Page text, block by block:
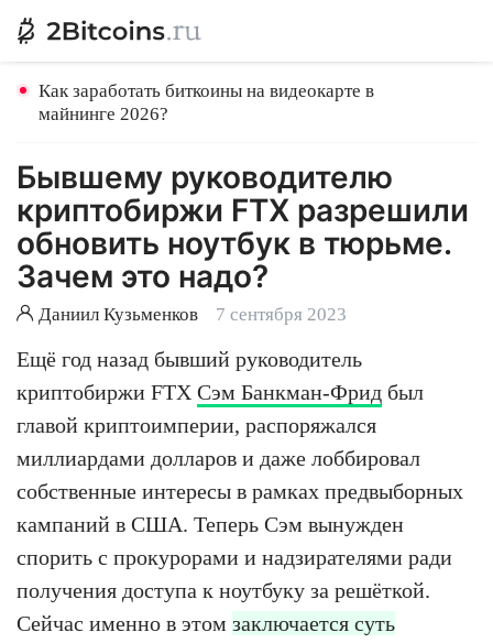
Как заработать биткоины на видеокарте в
майнинге 2026?
Бывшему руководителю
криптобиржи FTX разрешили
обновить ноутбук в тюрьме.
Зачем это надо?
Даниил Кузьменков 7 сентября 2023
Ещё год назад бывший руководитель
криптобиржи FTX Сэм Банкман-Фрид был
главой криптоимперии, распоряжался
миллиардами долларов и даже лоббировал
собственные интересы в рамках предвыборных
кампаний в США. Теперь Сэм вынужден
спорить с прокурорами и надзирателями ради
получения доступа к ноутбуку за решёткой.
Сейчас именно в этом заключается суть